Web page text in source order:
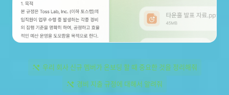
우리 회사 신규 멤버가 온보딩 할 때 중요한 것을 정리해줘
경비 지출 규정에 대해서 알려줘